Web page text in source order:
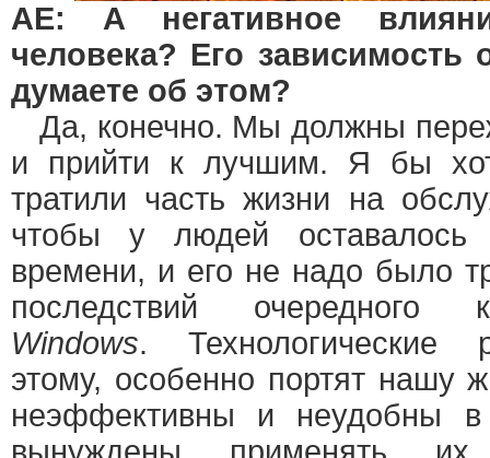
АЕ: А негативное
человека? Его зависимость
думаете об этом?
Да, конечно. Мы должны
и прийти к лучшим. Я бы
тратили часть жизни на
чтобы у людей оставалось
времени, и его не надо было
последствий
Windows. Технологические
этому, особенно портят нашу
неэффективны и неудобны